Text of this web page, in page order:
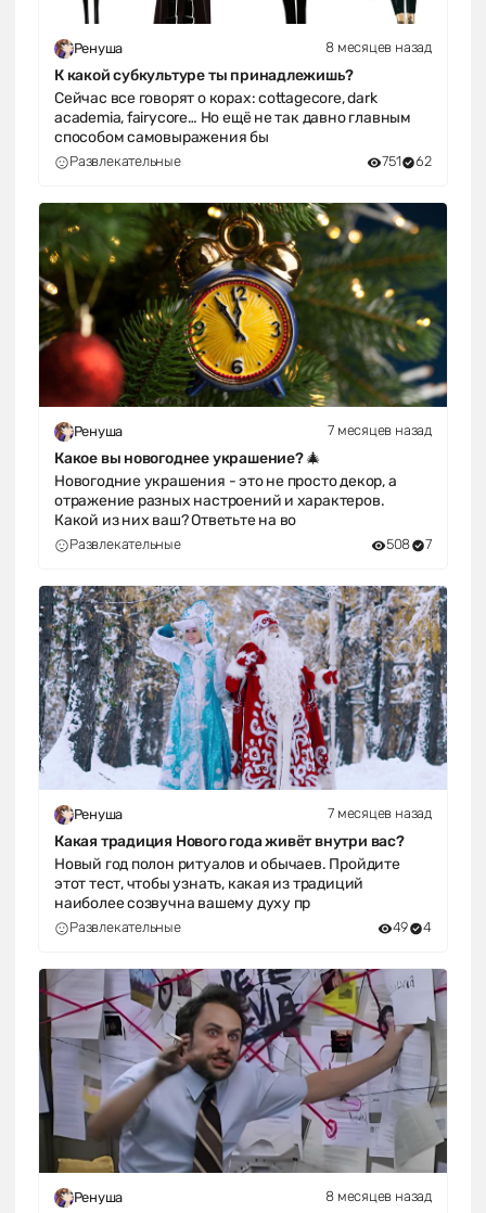
Ренуша 8 месяцев назад
К какой субкультуре ты принадлежишь?
Сейчас все говорят о корах: cottagecore, dark
academia, fairycore… Но ещё не так давно главным
способом самовыражения бы
Развлекательные 751 62
Ренуша 7 месяцев назад
Какое вы новогоднее украшение? 🎄
Новогодние украшения - это не просто декор, а
отражение разных настроений и характеров.
Какой из них ваш? Ответьте на во
Развлекательные 508 7
Ренуша 7 месяцев назад
Какая традиция Нового года живёт внутри вас?
Новый год полон ритуалов и обычаев. Пройдите
этот тест, чтобы узнать, какая из традиций
наиболее созвучна вашему духу пр
Развлекательные 49 4
Ренуша 8 месяцев назад